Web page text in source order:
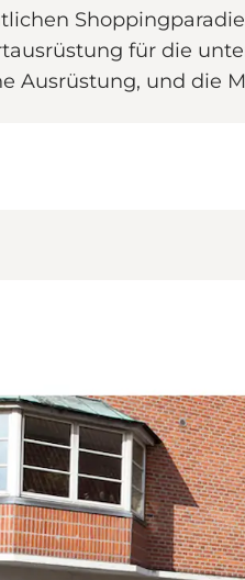
für die
Ausrüstung, und die